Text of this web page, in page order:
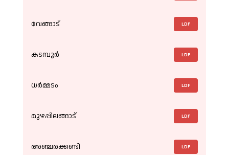
വേങ്ങാട് LDF
കടമ്പൂർ LDF
ധർമ്മടം LDF
മുഴപ്പിലങ്ങാട് LDF
അഞ്ചരക്കണ്ടി LDF